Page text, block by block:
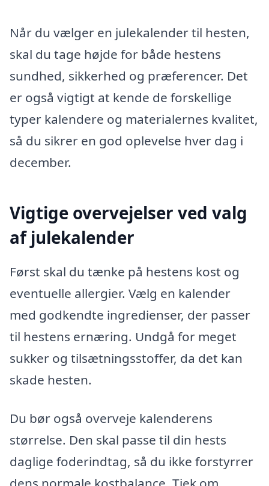
Når du vælger en julekalender til hesten,
skal du tage højde for både hestens
sundhed, sikkerhed og præferencer. Det
er også vigtigt at kende de forskellige
typer kalendere og materialernes kvalitet,
så du sikrer en god oplevelse hver dag i
december.
Vigtige overvejelser ved valg
af julekalender
Først skal du tænke på hestens kost og
eventuelle allergier. Vælg en kalender
med godkendte ingredienser, der passer
til hestens ernæring. Undgå for meget
sukker og tilsætningsstoffer, da det kan
skade hesten.
Du bør også overveje kalenderens
størrelse. Den skal passe til din hests
daglige foderindtag, så du ikke forstyrrer